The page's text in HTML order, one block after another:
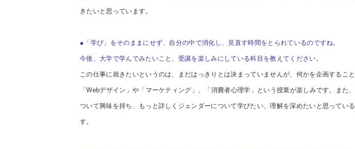
きたいと思っています。
●「学び」をそのままにせず、自分の中で消化し、見直す時間をとられているのですね。
今後、大学で学んでみたいこと、受講を楽しみにしている科目を教えてください。
この仕事に就きたいというのは、まだはっきりとは決まっていませんが、何かを企画するこ
「Webデザイン」や「マーケティング」、「消費者心理学」という授業が楽しみです。ま
ついて興味を持ち、もっと詳しくジェンダーについて学びたい、理解を深めたいと思って
す。